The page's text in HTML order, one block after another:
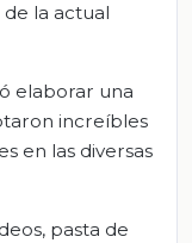
la actual
elaborar una
increíbles
en las diversas
pasta de